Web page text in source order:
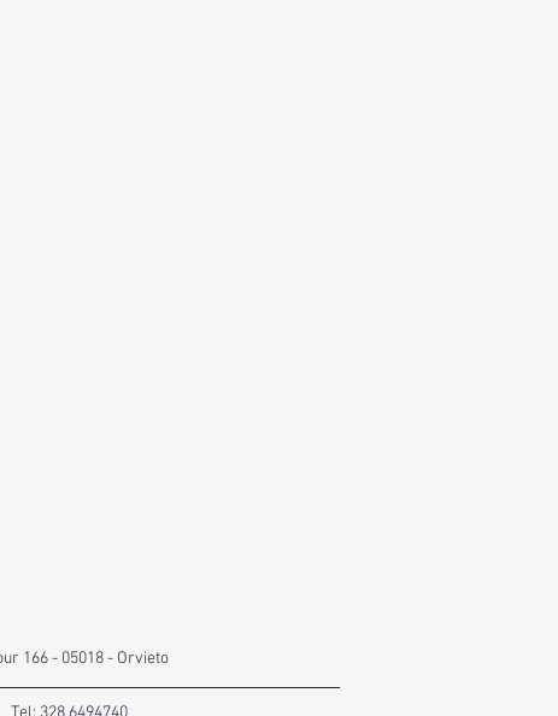
166 - 05018 - Orvieto